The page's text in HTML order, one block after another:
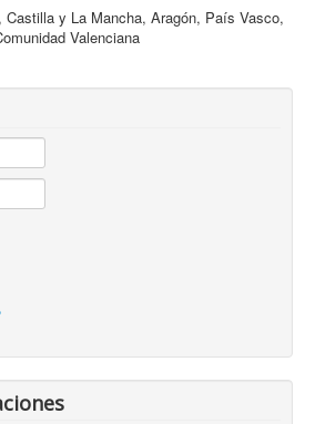
y La Mancha, Aragón, País Vasco,
Valenciana